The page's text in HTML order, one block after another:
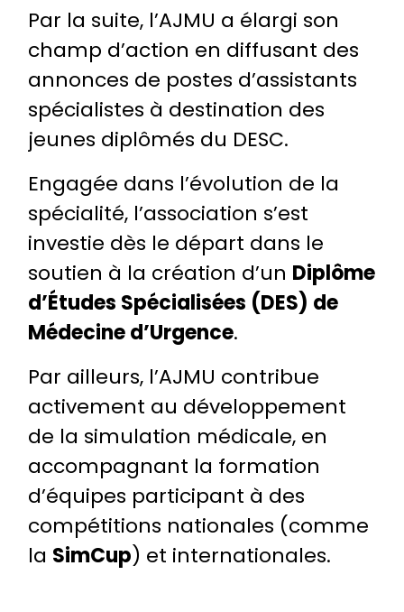
Par la suite, l’AJMU a élargi son
champ d’action en diffusant des
annonces de postes d’assistants
spécialistes à destination des
jeunes diplômés du DESC.
Engagée dans l’évolution de la
spécialité, l’association s’est
investie dès le départ dans le
soutien à la création d’un Diplôme
d’Études Spécialisées (DES) de
Médecine d’Urgence.
Par ailleurs, l’AJMU contribue
activement au développement
de la simulation médicale, en
accompagnant la formation
d’équipes participant à des
compétitions nationales (comme
la SimCup) et internationales.